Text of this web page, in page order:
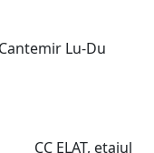
Lu-Du
CC ELAT, etajul